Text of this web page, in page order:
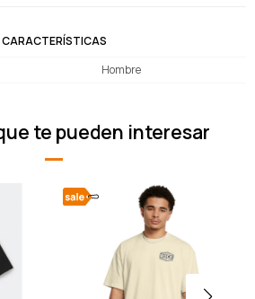
CARACTERÍSTICAS
Hombre
te pueden interesar